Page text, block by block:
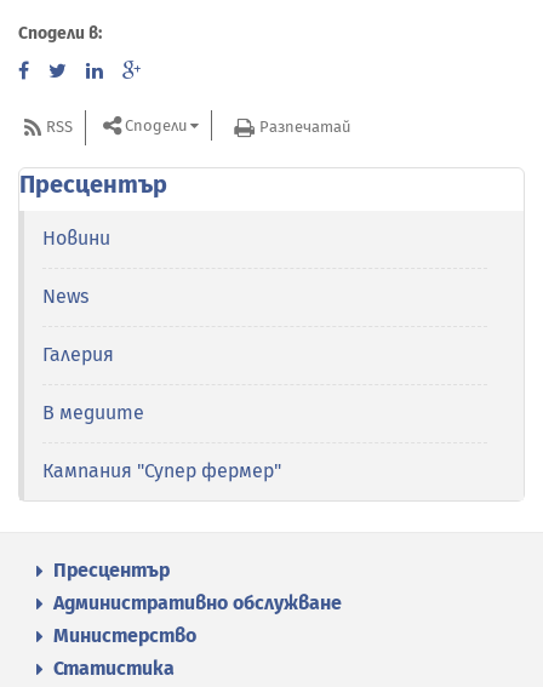
Сподели в:
RSS Сподели Разпечатай
Пресцентър
Новини
News
Галерия
В медиите
Кампания "Супер фермер"
Пресцентър
Административно обслужване
Министерство
Статистика